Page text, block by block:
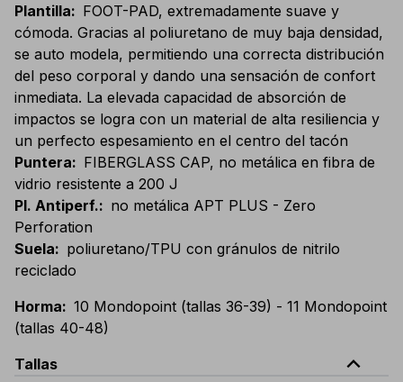
Plantilla: FOOT-PAD, extremadamente suave y
cómoda. Gracias al poliuretano de muy baja densidad,
se auto modela, permitiendo una correcta distribución
del peso corporal y dando una sensación de confort
inmediata. La elevada capacidad de absorción de
impactos se logra con un material de alta resiliencia y
un perfecto espesamiento en el centro del tacón
Puntera: FIBERGLASS CAP, no metálica en fibra de
vidrio resistente a 200 J
Pl. Antiperf.: no metálica APT PLUS - Zero
Perforation
Suela: poliuretano/TPU con gránulos de nitrilo
reciclado
Horma: 10 Mondopoint (tallas 36-39) - 11 Mondopoint
(tallas 40-48)
Tallas
expand_less